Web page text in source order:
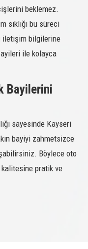
beklemez.
sıklığı bu süreci
iletişim bilgilerine
ile kolayca
Bayilerini
sayesinde Kayseri
bayiyi zahmetsizce
Böylece oto
pratik ve